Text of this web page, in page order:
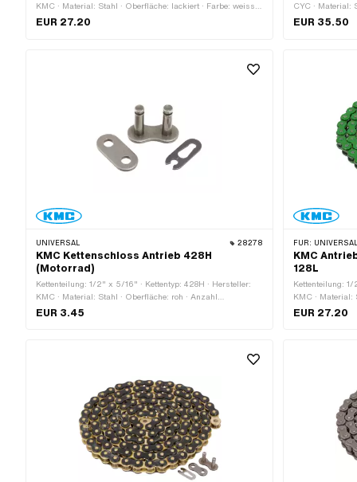
KMC · Material: Stahl · Oberfläche: lackiert · Farbe: weiss ·
Anzahl Kettenglieder: 128 Stk. · Abrollumfang: 1626 mm ·
EUR 27.20
CYC · Material:
Anzahl
EUR 35.50
UNIVERSAL 28278
KMC Kettenschloss Antrieb 428H
(Motorrad)
Kettenteilung: 1/2" x 5/16" · Kettentyp: 428H · Hersteller:
KMC · Material: Stahl · Oberfläche: roh · Anzahl
Kettenglieder: 1 Stk. · Kettenschloss-Art: Federverschluss ·
EUR 3.45
FÜR: UNIVERSAL · PUCH ·
KMC
128L
Kettenteilung: 1/
KMC · Material:
Kettenglieder:
EUR 27.20